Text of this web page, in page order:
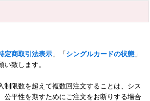
定商取引法表示 」「シングルカードの状態 」
致します。
制限数を超えて複数回注文することは、シス
公平性を期すためにご注文をお断りする場合